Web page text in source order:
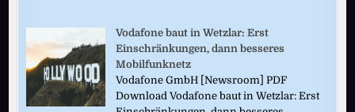
Vodafone baut in Wetzlar: Erst
Einschränkungen, dann besseres
Mobilfunknetz
Vodafone GmbH [Newsroom] PDF
Download Vodafone baut in Wetzlar: Erst